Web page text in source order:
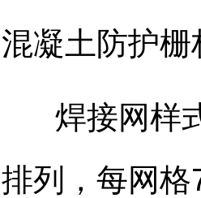
混凝土防护栅
焊接网样
排列，每网